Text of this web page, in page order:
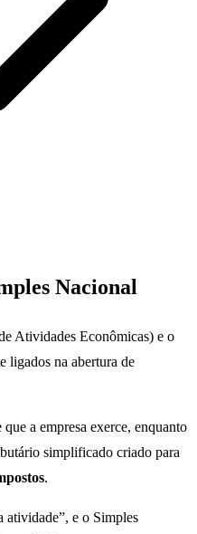
Nacional
Atividades Econômicas) e o
ligados na abertura de
a empresa exerce, enquanto
simplificado criado para
.
e o Simples